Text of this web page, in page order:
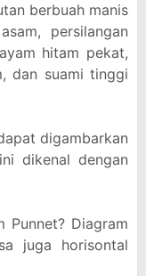
berbuah manis
persilangan
hitam pekat,
dan suami tinggi
digambarkan
dikenal dengan
Punnet? Diagram
juga horisontal